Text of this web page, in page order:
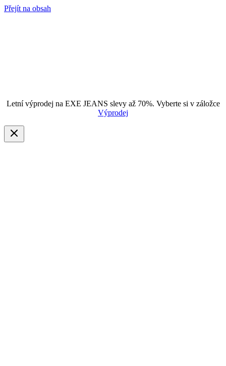
Přejít na obsah
Letní výprodej na EXE JEANS slevy až 70%. Vyberte si v záložce
Výprodej